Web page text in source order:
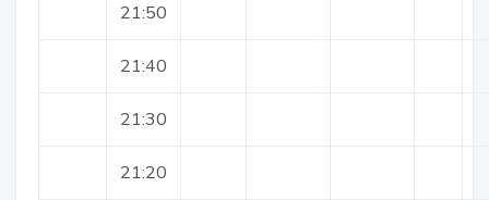
21:50
21:40
21:30
21:20